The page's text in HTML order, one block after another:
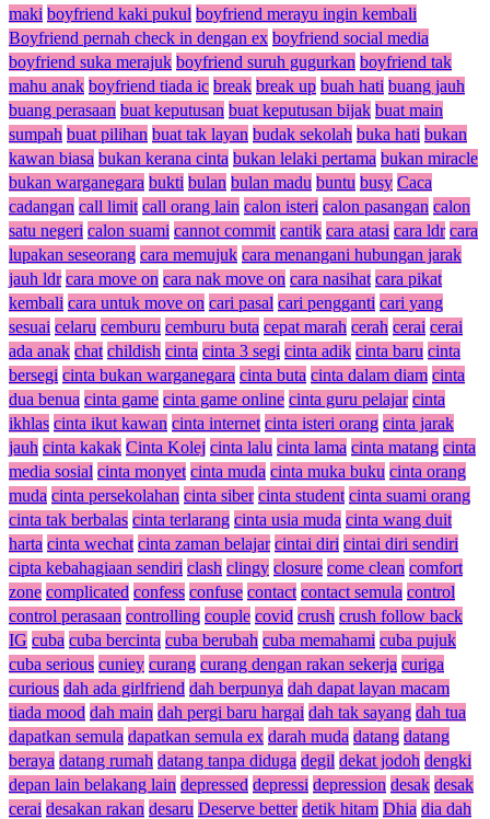
maki boyfriend kaki pukul boyfriend merayu ingin kembali
Boyfriend pernah check in dengan ex boyfriend social media
boyfriend suka merajuk boyfriend suruh gugurkan boyfriend tak
mahu anak boyfriend tiada ic break break up buah hati buang jauh
buang perasaan buat keputusan buat keputusan bijak buat main
sumpah buat pilihan buat tak layan budak sekolah buka hati bukan
kawan biasa bukan kerana cinta bukan lelaki pertama bukan miracle
bukan warganegara bukti bulan bulan madu buntu busy Caca
cadangan call limit call orang lain calon isteri calon pasangan calon
satu negeri calon suami cannot commit cantik cara atasi cara ldr cara
lupakan seseorang cara memujuk cara menangani hubungan jarak
jauh ldr cara move on cara nak move on cara nasihat cara pikat
kembali cara untuk move on cari pasal cari pengganti cari yang
sesuai celaru cemburu cemburu buta cepat marah cerah cerai cerai
ada anak chat childish cinta cinta 3 segi cinta adik cinta baru cinta
bersegi cinta bukan warganegara cinta buta cinta dalam diam cinta
dua benua cinta game cinta game online cinta guru pelajar cinta
ikhlas cinta ikut kawan cinta internet cinta isteri orang cinta jarak
jauh cinta kakak Cinta Kolej cinta lalu cinta lama cinta matang cinta
media sosial cinta monyet cinta muda cinta muka buku cinta orang
muda cinta persekolahan cinta siber cinta student cinta suami orang
cinta tak berbalas cinta terlarang cinta usia muda cinta wang duit
harta cinta wechat cinta zaman belajar cintai diri cintai diri sendiri
cipta kebahagiaan sendiri clash clingy closure come clean comfort
zone complicated confess confuse contact contact semula control
control perasaan controlling couple covid crush crush follow back
IG cuba cuba bercinta cuba berubah cuba memahami cuba pujuk
cuba serious cuniey curang curang dengan rakan sekerja curiga
curious dah ada girlfriend dah berpunya dah dapat layan macam
tiada mood dah main dah pergi baru hargai dah tak sayang dah tua
dapatkan semula dapatkan semula ex darah muda datang datang
beraya datang rumah datang tanpa diduga degil dekat jodoh dengki
depan lain belakang lain depressed depressi depression desak desak
cerai desakan rakan desaru Deserve better detik hitam Dhia dia dah